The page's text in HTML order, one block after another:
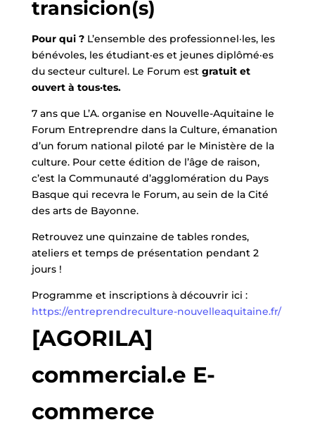
transicion(s)
Pour qui ?L’ensemble des professionnel·les, les
bénévoles, les étudiant·es et jeunes diplômé·es
du secteur culturel. Le Forum est gratuit et
ouvert à tous·tes.
­7 ans que L’A. organise en Nouvelle-Aquitaine le
Forum Entreprendre dans la Culture, émanation
d’un forum national piloté par le Ministère de la
culture. Pour cette édition de l’âge de raison,
c’est la Communauté d’agglomération du Pays
Basque qui recevra le Forum, au sein de la Cité
des arts de Bayonne.
­Retrouvez une quinzaine de tables rondes,
ateliers et temps de présentation pendant 2
jours !
Programme et inscriptions à découvrir ici :
https://entreprendreculture-nouvelleaquitaine.fr/
[AGORILA]
commercial.e E-
commerce